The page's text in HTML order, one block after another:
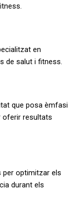
en
de salut i fitness.
que posa èmfasi
oferir resultats
per optimitzar els
durant els